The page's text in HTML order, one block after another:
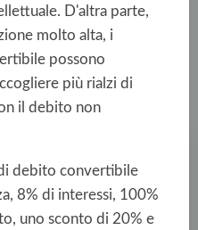
D'altra parte,
molto alta, i
possono
più rialzi di
il debito non
debito convertibile
8% di interessi, 100%
uno sconto di 20% e